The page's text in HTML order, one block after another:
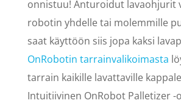
onnistuu! Anturoidut lavaohjurit
robotin yhdelle tai molemmille
saat käyttöön siis jopa kaksi
OnRobotin tarrainvalikoimasta
tarrain kaikille lavattaville
Intuitiivinen OnRobot Palletizer -